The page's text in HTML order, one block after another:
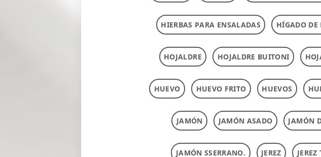
HIERBAS PARA ENSALADAS HÍGADO DE
HOJALDRE HOJALDRE BUITONI
HUEVO HUEVO FRITO HUEVOS
JAMÓN JAMÓN ASADO JAMÓN
JAMÓN SSERRANO. JEREZ JEREZ